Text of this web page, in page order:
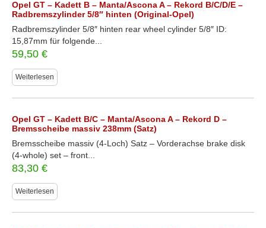
Opel GT – Kadett B – Manta/Ascona A – Rekord B/C/D/E –
Radbremszylinder 5/8″ hinten (Original-Opel)
Radbremszylinder 5/8″ hinten rear wheel cylinder 5/8″ ID:
15,87mm für folgende...
59,50 €
Weiterlesen
Opel GT – Kadett B/C – Manta/Ascona A – Rekord D –
Bremsscheibe massiv 238mm (Satz)
Bremsscheibe massiv (4-Loch) Satz – Vorderachse brake disk
(4-whole) set – front...
83,30 €
Weiterlesen